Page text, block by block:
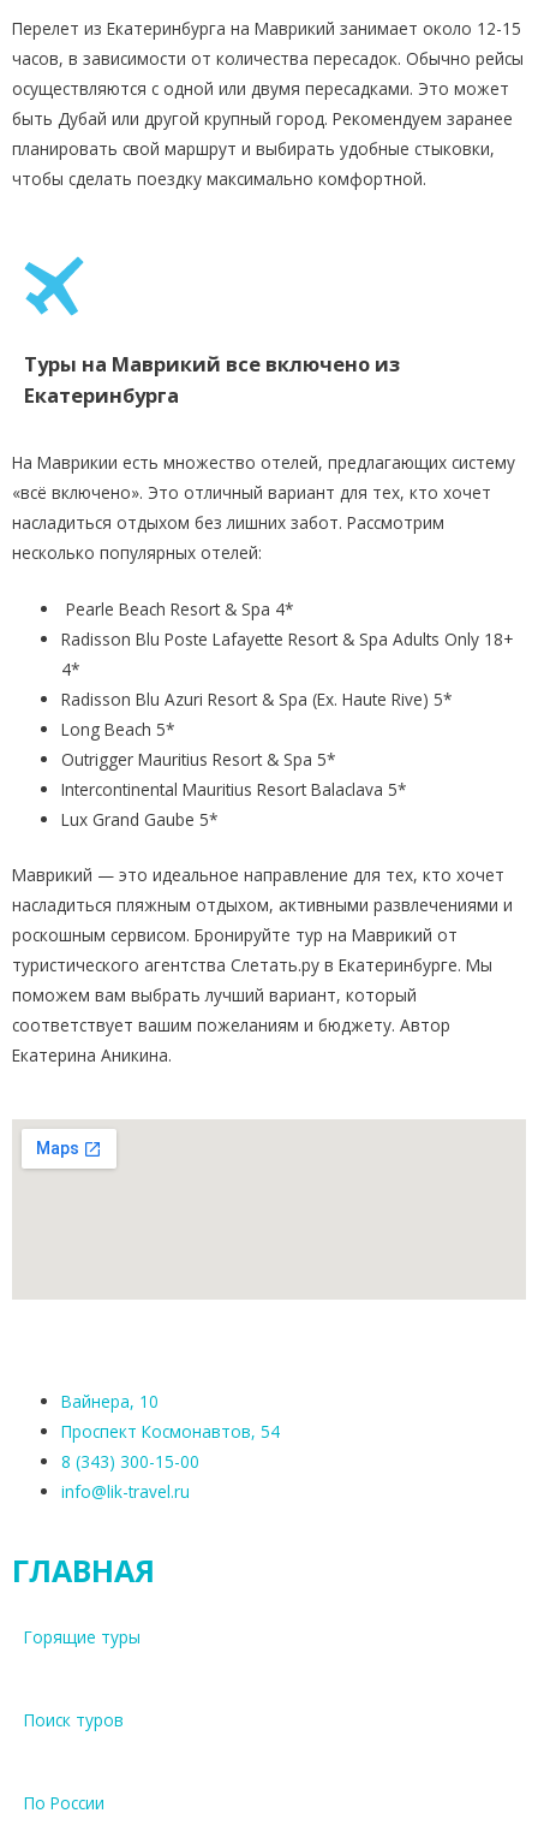
Перелет из Екатеринбурга на Маврикий занимает около 12-15
часов, в зависимости от количества пересадок. Обычно рейсы
осуществляются с одной или двумя пересадками. Это может
быть Дубай или другой крупный город. Рекомендуем заранее
планировать свой маршрут и выбирать удобные стыковки,
чтобы сделать поездку максимально комфортной.
Туры на Маврикий все включено из
Екатеринбурга
На Маврикии есть множество отелей, предлагающих систему
«всё включено». Это отличный вариант для тех, кто хочет
насладиться отдыхом без лишних забот. Рассмотрим
несколько популярных отелей:
Pearle Beach Resort & Spa 4*
Radisson Blu Poste Lafayette Resort & Spa Adults Only 18+
4*
Radisson Blu Azuri Resort & Spa (Ex. Haute Rive) 5*
Long Beach 5*
Outrigger Mauritius Resort & Spa 5*
Intercontinental Mauritius Resort Balaclava 5*
Lux Grand Gaube 5*
Маврикий — это идеальное направление для тех, кто хочет
насладиться пляжным отдыхом, активными развлечениями и
роскошным сервисом. Бронируйте тур на Маврикий от
туристического агентства Слетать.ру в Екатеринбурге. Мы
поможем вам выбрать лучший вариант, который
соответствует вашим пожеланиям и бюджету. Автор
Екатерина Аникина.
Вайнера, 10
Проспект Космонавтов, 54
8 (343) 300-15-00
info@lik-travel.ru
ГЛАВНАЯ
Горящие туры
Поиск туров
По России